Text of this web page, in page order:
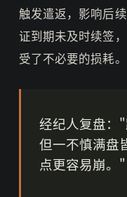
触发遣返，影响后
证到期未及时续签
受了不必要的损耗。
经纪人复盘：
但一不慎满盘
点更容易崩。"